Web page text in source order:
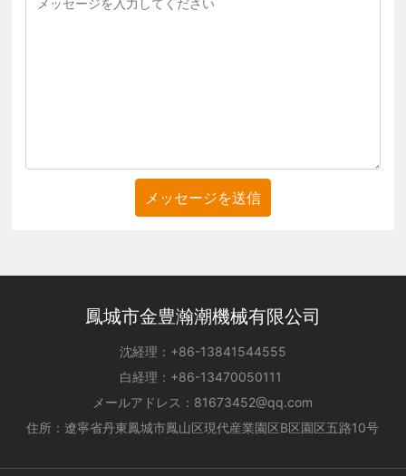
メッセージを送信
鳳城市金豊瀚潮機械有限公司
沈経理： +86-13841544555
白経理： +86-13470050111
メールアドレス： 81673452@qq.com
住所：遼寧省丹東鳳城市鳳山区現代産業園区B区園区五路10号